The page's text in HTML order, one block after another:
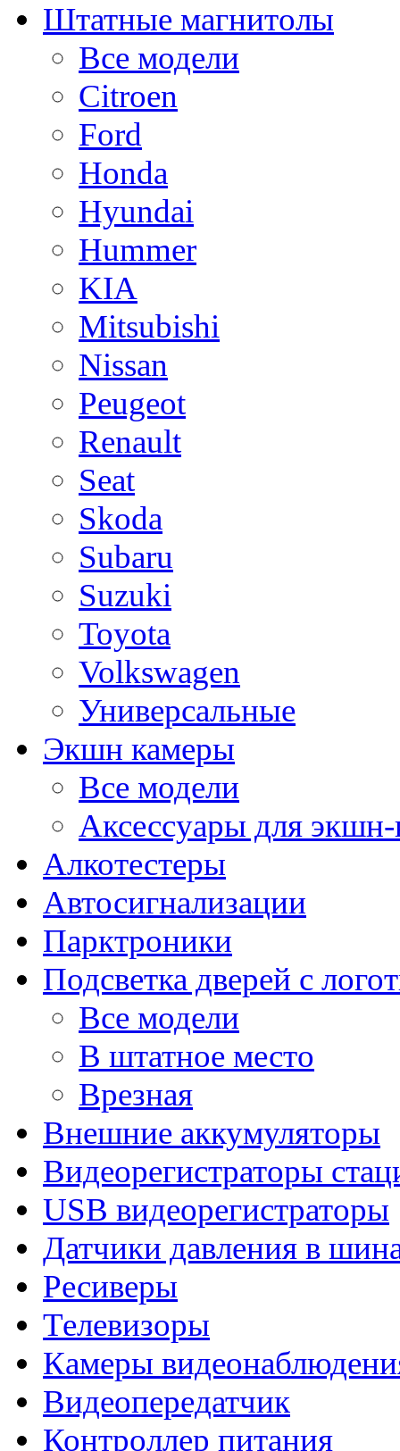
Штатные магнитолы
Все модели
Citroen
Ford
Honda
Hyundai
Hummer
KIA
Mitsubishi
Nissan
Peugeot
Renault
Seat
Skoda
Subaru
Suzuki
Toyota
Volkswagen
Универсальные
Экшн камеры
Все модели
Аксессуары для
Алкотестеры
Автосигнализации
Парктроники
Подсветка дверей с
Все модели
В штатное место
Врезная
Внешние аккумуляторы
Видеорегистраторы
USB видеорегистраторы
Датчики давления в
Ресиверы
Телевизоры
Камеры
Видеопередатчик
Контроллер питания